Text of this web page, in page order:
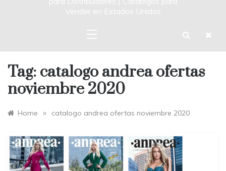
Vender en Estados Unidos
Tag: catalogo andrea ofertas
noviembre 2020
Home » catalogo andrea ofertas noviembre 2020